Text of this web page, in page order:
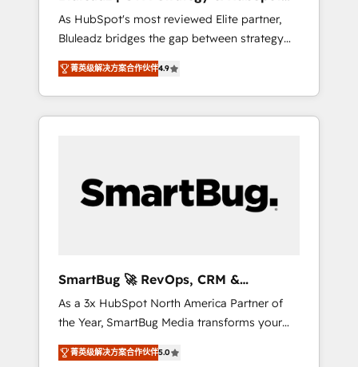
HubSpot beyond standard configurations. -
AI-FIRST- AI across customer-facing
operations to accelerate decisions,
streamline processes, and unlock efficiency
at scale. From predictive intelligence to
conversational AI, we turn data into action
and automation into competitive advantage.
Implementation
As HubSpot's most reviewed Elite partner,
Bluleadz bridges the gap between strategy
and execution. We don't just "set up tools" —
we install the GTM Operating System (GTM
OS) to align your leadership and engineer a
portal that drives predictable revenue
and Story to stop "accelerating a mess." ⚙️
Elite Engineering & AI Scalable Architecture:
agents, and high-integrity migrations for total
reporting clarity. Security & Compliance: SOC
2 Type I and HIPAA attested for enterprise-
grade data security. 🏆 Why Bluleadz? GTM
OS Partner | 16+ Years Experience | 1,000+
菁英级解决方案合作伙伴4.9
SmartBug 🚀 RevOps, CRM &
Integration Experts
As a 3x HubSpot North America Partner of
the Year, SmartBug Media transforms your
customer lifecycle into a revenue engine. Our
unified ecosystem includes specialized
菁英级解决方案合作伙伴5.0